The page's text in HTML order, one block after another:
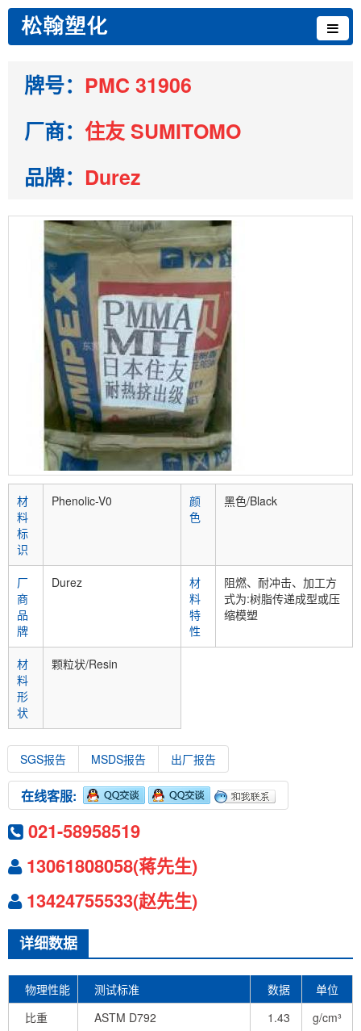
牌号： PMC 31906
厂商： 住友 SUMITOMO
品牌： Durez
材
料
标
识
Phenolic-V0
颜
色
黑色/Black
厂
商
品
牌
Durez
材
料
特
性
阻燃、耐冲击、加工方
式为:树脂传递成型或压
缩模塑
材
料
形
状
颗粒状/Resin
SGS报告 MSDS报告 出厂报告
在线客服:
021-58958519
13061808058(蒋先生)
13424755533(赵先生)
详细数据
物理性能 测试标准 数据
单位
比重
ASTM D792 1.43
g/cm³